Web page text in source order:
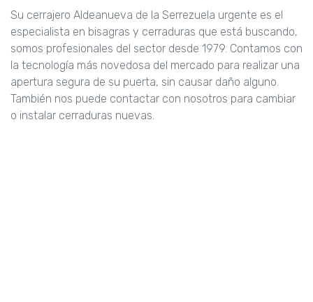
Su cerrajero Aldeanueva de la Serrezuela urgente es el
especialista en bisagras y cerraduras que está buscando,
somos profesionales del sector desde 1979. Contamos con
la tecnología más novedosa del mercado para realizar una
apertura segura de su puerta, sin causar daño alguno.
También nos puede contactar con nosotros para cambiar
o instalar cerraduras nuevas.